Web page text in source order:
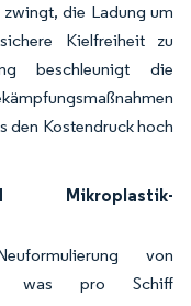
die Ladung um
Kielfreiheit zu
beschleunigt die
den Kostendruck hoch
von
was pro Schiff